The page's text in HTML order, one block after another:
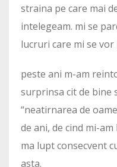
straina pe care mai
intelegeam. mi se
lucruri care mi se
peste ani m-am
surprinsa cit de bine
“neatirnarea de
de ani, de cind mi-
ma lupt consecvent
asta.